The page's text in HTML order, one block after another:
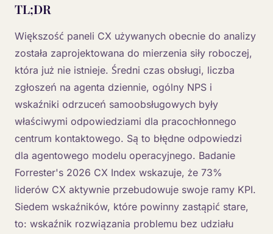
TL;DR
Większość paneli CX używanych obecnie do analizy
została zaprojektowana do mierzenia siły roboczej,
która już nie istnieje. Średni czas obsługi, liczba
zgłoszeń na agenta dziennie, ogólny NPS i
wskaźniki odrzuceń samoobsługowych były
właściwymi odpowiedziami dla pracochłonnego
centrum kontaktowego. Są to błędne odpowiedzi
dla agentowego modelu operacyjnego. Badanie
Forrester's 2026 CX Index wskazuje, że 73%
liderów CX aktywnie przebudowuje swoje ramy KPI.
Siedem wskaźników, które powinny zastąpić stare,
to: wskaźnik rozwiązania problemu bez udziału